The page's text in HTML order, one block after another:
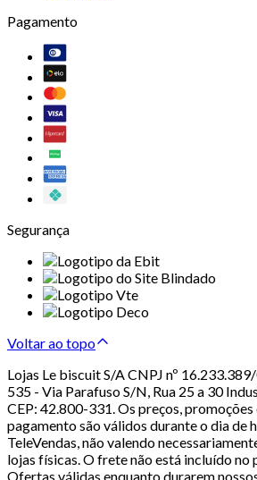
Pagamento
Segurança
Voltar ao topo
Lojas Le biscuit S/A CNPJ nº
535 - Via Parafuso S/N, Rua 25 a 30
CEP: 42.800-331. Os preços, promoções
pagamento são válidos durante o dia de
TeleVendas, não valendo
lojas físicas. O frete não está incluído no
Ofertas válidas enquanto durarem